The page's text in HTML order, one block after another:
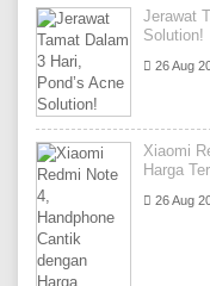
Jerawat
Solution!
26 Aug
Xiaomi
Harga
26 Aug